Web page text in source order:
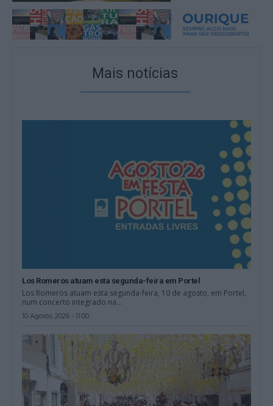
Mais notícias
Los Romeros atuam esta segunda-feira em Portel
Los Romeros atuam esta segunda-feira, 10 de agosto, em Portel,
num concerto integrado na...
10 Agosto, 2026 - 11:00